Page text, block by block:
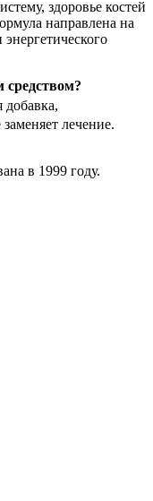
здоровье костей
направлена на
средством?
лечение.
в 1999 году.